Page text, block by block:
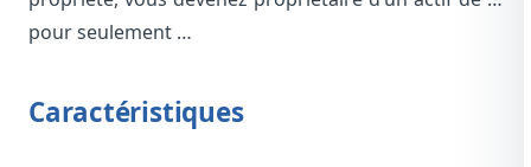
pour seulement …
Caractéristiques